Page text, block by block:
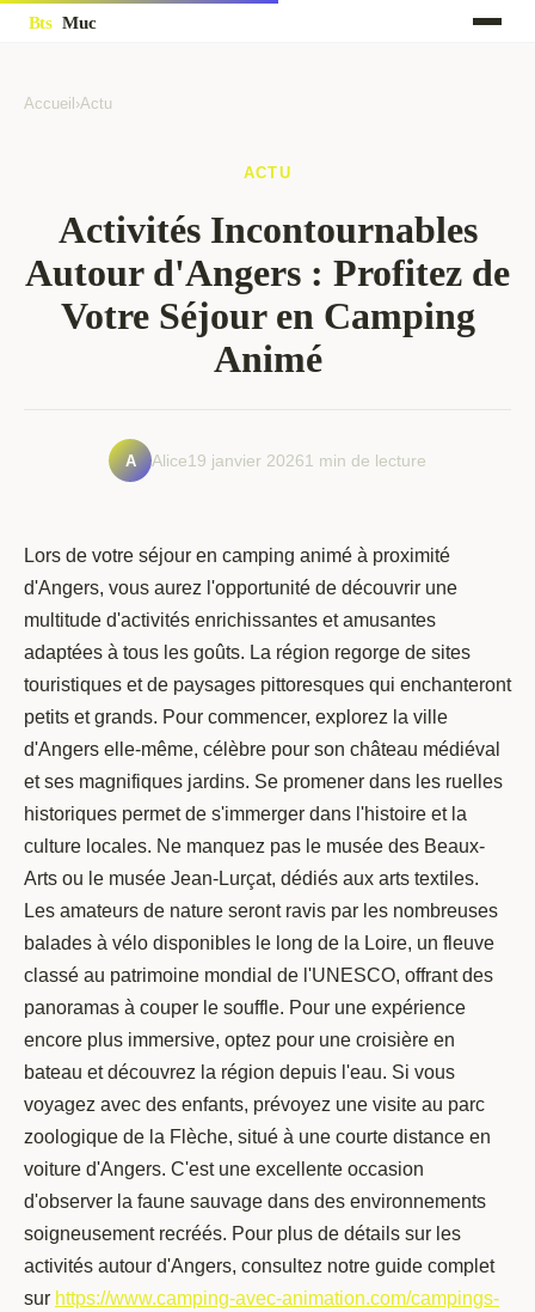
Accueil ›Actu
ACTU
Activités Incontournables
Autour d'Angers : Profitez de
Votre Séjour en Camping
Animé
A Alice19 janvier 20261 min de lecture
Lors de votre séjour en camping animé à proximité
d'Angers, vous aurez l'opportunité de découvrir une
multitude d'activités enrichissantes et amusantes
adaptées à tous les goûts. La région regorge de sites
touristiques et de paysages pittoresques qui enchanteront
petits et grands. Pour commencer, explorez la ville
d'Angers elle-même, célèbre pour son château médiéval
et ses magnifiques jardins. Se promener dans les ruelles
historiques permet de s'immerger dans l'histoire et la
culture locales. Ne manquez pas le musée des Beaux-
Arts ou le musée Jean-Lurçat, dédiés aux arts textiles.
Les amateurs de nature seront ravis par les nombreuses
balades à vélo disponibles le long de la Loire, un fleuve
classé au patrimoine mondial de l'UNESCO, offrant des
panoramas à couper le souffle. Pour une expérience
encore plus immersive, optez pour une croisière en
bateau et découvrez la région depuis l'eau. Si vous
voyagez avec des enfants, prévoyez une visite au parc
zoologique de la Flèche, situé à une courte distance en
voiture d'Angers. C'est une excellente occasion
d'observer la faune sauvage dans des environnements
soigneusement recréés. Pour plus de détails sur les
activités autour d'Angers, consultez notre guide complet
sur https://www.camping-avec-animation.com/campings-